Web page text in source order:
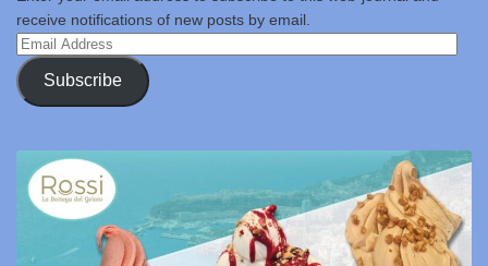
receive notifications of new posts by email.
Email
Address
Subscribe